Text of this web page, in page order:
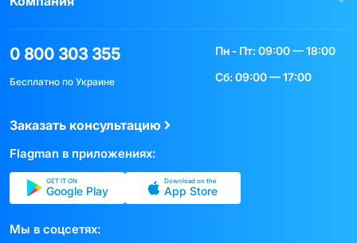
0 800 303 355
Бесплатно по Украине
Пн - Пт: 09:00 — 18:00
Сб: 09:00 — 17:00
Заказать консультацию
Flagman в приложениях:
GET IT ON
Google Play
Download on the
App Store
Мы в соцсетях: